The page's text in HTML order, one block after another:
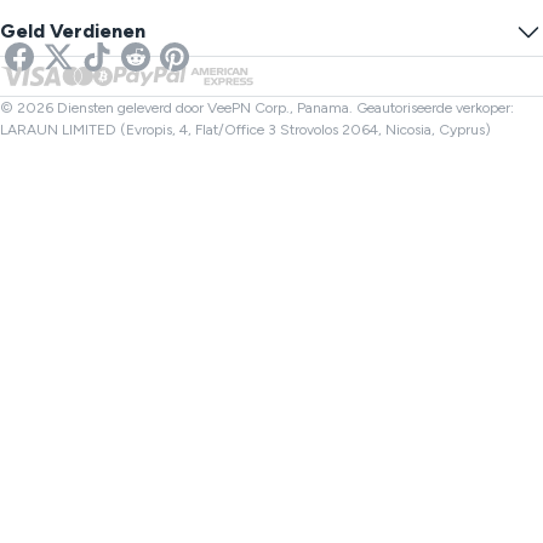
VPN voor Streaming
Netflix VPN
Online SMS
Link Controle
Bestandscontrole
VK VPN
Canada VPN
Turkije VPN
Geld Verdienen
Partners
© 2026 Diensten geleverd door VeePN Corp., Panama. Geautoriseerde verkoper:
LARAUN LIMITED (Evropis, 4, Flat/Office 3 Strovolos 2064, Nicosia, Cyprus)